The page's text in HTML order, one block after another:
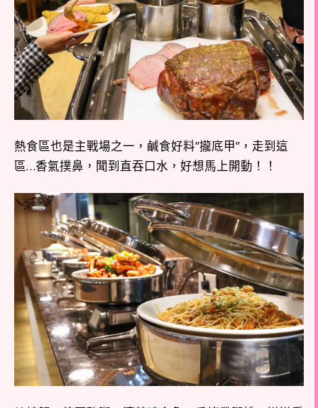
熱食區也是主戰場之一，鹹食好料”攏底甲”，走到這
區…香氣撲鼻，聞到直吞口水，好想馬上開動！！